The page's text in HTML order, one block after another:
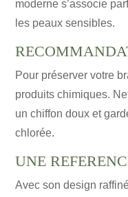
moderne s’associe
les peaux sensibles.
Pour préserver votre
produits chimiques.
un chiffon doux et
chlorée.
UNE
Avec son design